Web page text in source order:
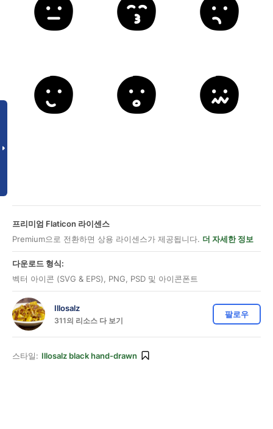
프리미엄 Flaticon 라이센스
Premium으로 전환하면 상용 라이센스가 제공됩니다. 더 자세한 정보
다운로드 형식:
벡터 아이콘 (SVG & EPS), PNG, PSD 및 아이콘폰트
Illosalz
311의 리소스 다 보기
팔로우
스타일: Illosalz black hand-drawn